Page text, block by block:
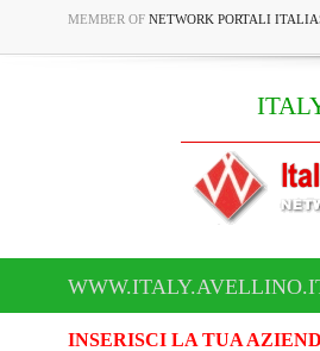
MEMBER OF NETWORK PORTALI
INSERISCI LA TUA